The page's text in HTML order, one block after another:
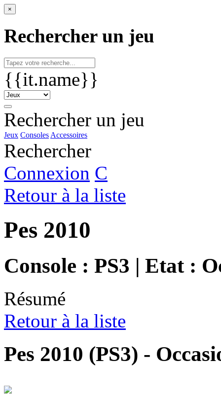
×
Rechercher un jeu
{{it.name}}
Rechercher un jeu
Jeux Consoles Accessoires
Rechercher
Connexion C
Retour à la liste
Pes 2010
Console : PS3 | Etat :
Résumé
Retour à la liste
Pes 2010 (PS3) -